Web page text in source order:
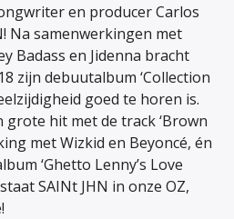
en producer Carlos
Na samenwerkingen met
Badass en Jidenna bracht
zijn debuutalbum ‘Collection
goed te horen is.
grote hit met de track ‘Brown
met Wizkid en Beyoncé, én
‘Ghetto Lenny’s Love
SAINt JHN in onze OZ,